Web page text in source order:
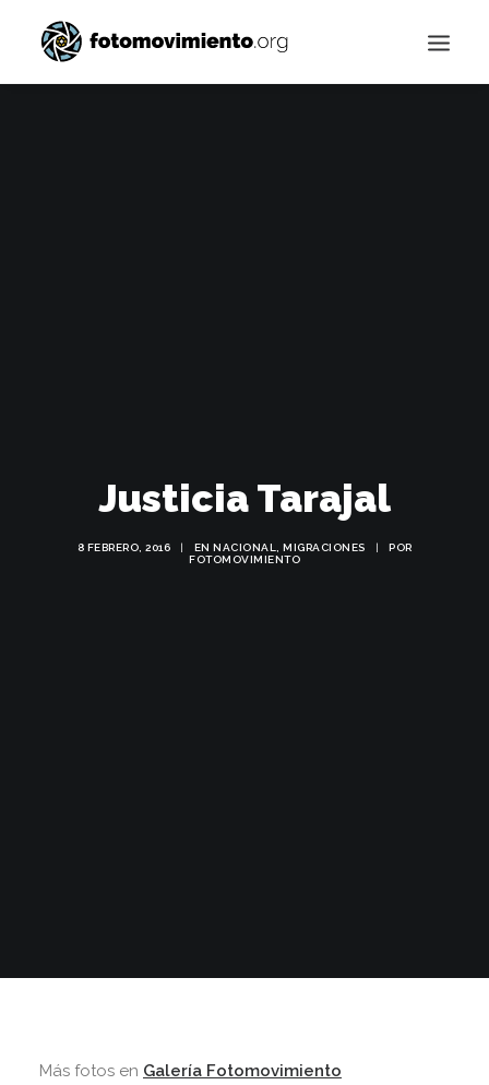
Justicia Tarajal
8 FEBRERO, 2016 | EN NACIONAL MIGRACIONES |
POR
FOTOMOVIMIENTO
Más fotos en Galería Fotomovimiento